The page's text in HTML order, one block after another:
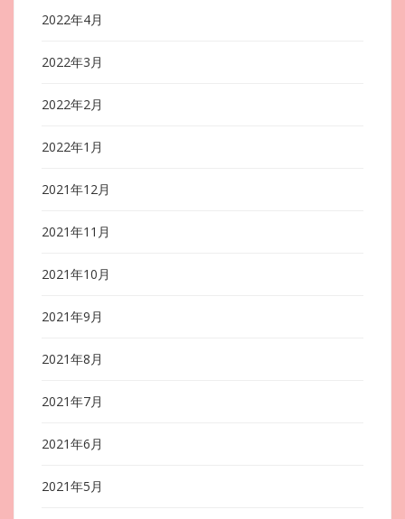
2022年4月
2022年3月
2022年2月
2022年1月
2021年12月
2021年11月
2021年10月
2021年9月
2021年8月
2021年7月
2021年6月
2021年5月